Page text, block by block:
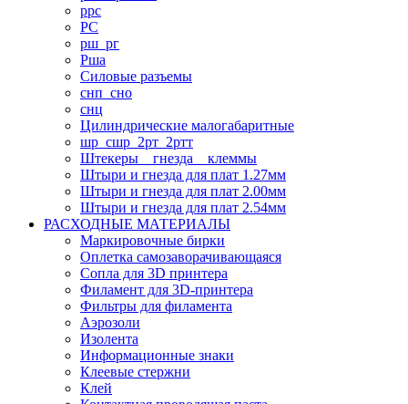
ррс
РС
рш_рг
Рша
Силовые разъемы
снп_сно
снц
Цилиндрические малогабаритные
шр_сшр_2рт_2ртт
Штекеры _ гнезда _ клеммы
Штыри и гнезда для плат 1.27мм
Штыри и гнезда для плат 2.00мм
Штыри и гнезда для плат 2.54мм
РАСХОДНЫЕ МАТЕРИАЛЫ
Маркировочные бирки
Оплетка самозаворачивающаяся
Сопла для 3D принтера
Филамент для 3D-принтера
Фильтры для филамента
Аэрозоли
Изолента
Информационные знаки
Клеевые стержни
Клей